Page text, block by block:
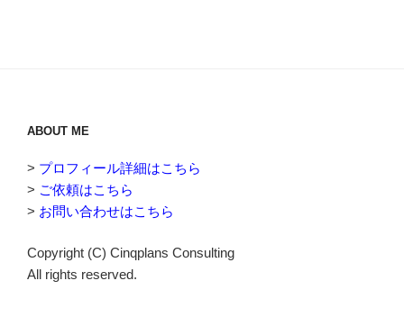
ABOUT ME
> プロフィール詳細はこちら
> ご依頼はこちら
> お問い合わせはこちら
Copyright (C) Cinqplans Consulting
All rights reserved.